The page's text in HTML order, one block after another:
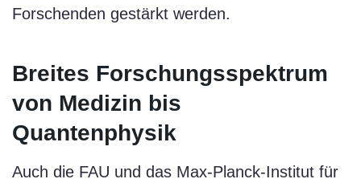
Forschenden gestärkt werden.
Breites Forschungsspektrum
von Medizin bis
Quantenphysik
Auch die FAU und das Max-Planck-Institut für